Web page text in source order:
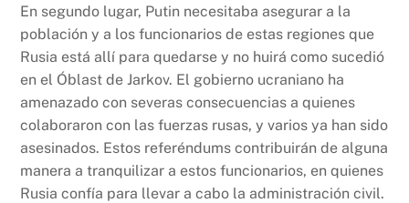
En segundo lugar, Putin necesitaba asegurar a la
población y a los funcionarios de estas regiones que
Rusia está allí para quedarse y no huirá como sucedió
en el Óblast de Jarkov. El gobierno ucraniano ha
amenazado con severas consecuencias a quienes
colaboraron con las fuerzas rusas, y varios ya han sido
asesinados. Estos referéndums contribuirán de alguna
manera a tranquilizar a estos funcionarios, en quienes
Rusia confía para llevar a cabo la administración civil.